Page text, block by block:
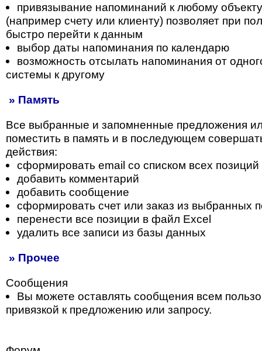
привязывание напоминаний к любому
(например счету или клиенту) позволяет при
быстро перейти к данным
выбор даты напоминания по календарю
возможность отсылать напоминания от
системы к другому
» Память
Все выбранные и запомненные предложения
поместить в память и в последующем
действия:
сформировать email со списком всех позиций
добавить комментарий
добавить сообщение
сформировать счет или заказ из выбранных
перенести все позиции в файл Excel
удалить все записи из базы данных
» Прочее
Сообщения
Вы можете оставлять сообщения всем
привязкой к предложению или запросу.